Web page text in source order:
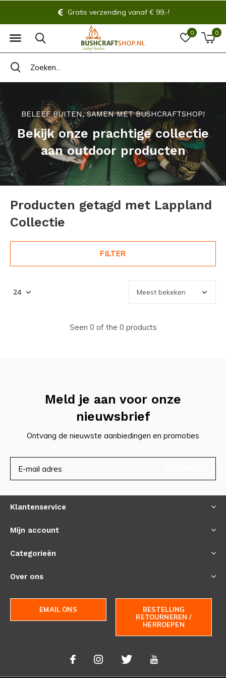
0 0
Gratis verzending vanaf € 99,-!
BELEEF BUITEN, SAMEN MET BUSHCRAFTSHOP!
Bekijk onze prachtige collectie
aan outdoor producten
Producten getagd met Lappland
Collectie
FILTER
Seen 0 of the 0 products
Meld je aan voor onze
nieuwsbrief
Ontvang de nieuwste aanbiedingen en promoties
Klantenservice
Mijn account
Categorieën
Over ons
EMAIL ONS
BESTELLING
RETOURNEREN /
HERROEPEN